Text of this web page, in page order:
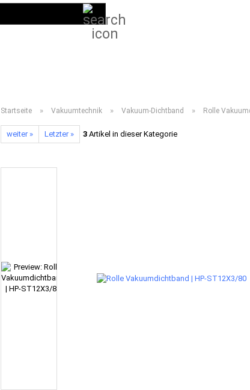
Startseite » Vakuumtechnik » Vakuum-Dichtband » Rolle
weiter » Letzter » 3Artikel in dieser Kategorie